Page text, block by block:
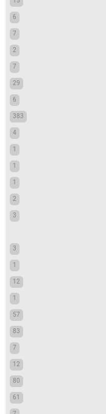
6
7
2
7
29
6
383
4
1
1
1
2
3
3
1
12
1
57
83
7
12
80
61